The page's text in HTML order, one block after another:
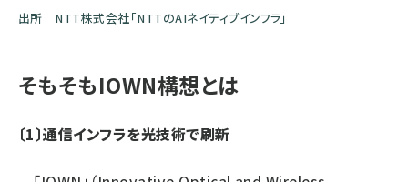
出所 NTT株式会社「NTTのAIネイティブインフラ」
そもそもIOWN構想とは
〔1〕通信インフラを光技術で刷新